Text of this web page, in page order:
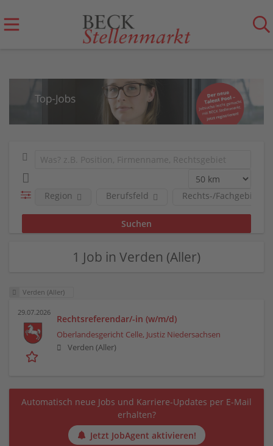
Berufsfeld Rechts-/Fachgebiete
Region
1 Job in Verden (Aller)
Verden (Aller)
29.07.2026
Rechtsreferendar/-in (w/m/d)
Oberlandesgericht Celle, Justiz Niedersachsen
Verden (Aller)
Automatisch neue Jobs und Karriere-Updates per E-Mail
erhalten?
Jetzt JobAgent aktivieren!